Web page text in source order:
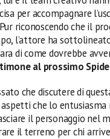
per accompagnare
riconoscendo che il
l’attore ha
di come dovrebbe
al prossimo
che discutere di
che lo
il personaggio nel
il terreno per chi